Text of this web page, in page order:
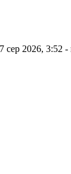
сер 2026, 3:52 -